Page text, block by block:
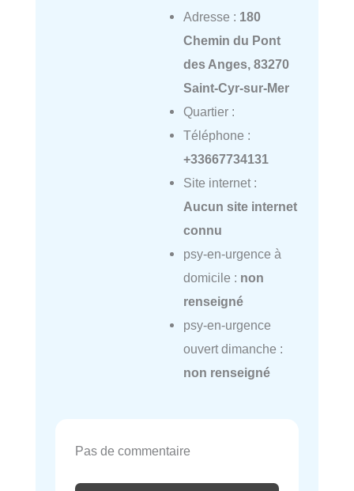
Adresse : 180
Chemin du Pont
des Anges, 83270
Saint-Cyr-sur-Mer
Quartier :
Téléphone :
+33667734131
Site internet :
Aucun site internet
connu
psy-en-urgence à
domicile : non
renseigné
psy-en-urgence
ouvert dimanche :
non renseigné
Pas de commentaire